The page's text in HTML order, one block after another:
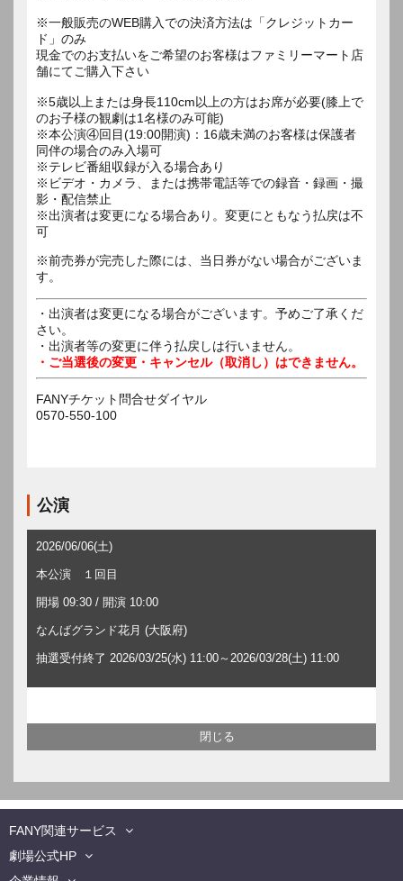
※一般販売のWEB購入での決済方法は「クレジットカー
ド」のみ
現金でのお支払いをご希望のお客様はファミリーマート店
舗にてご購入下さい
※5歳以上または身長110cm以上の方はお席が必要(膝上で
のお子様の観劇は1名様のみ可能)
※本公演④回目(19:00開演)：16歳未満のお客様は保護者
同伴の場合のみ入場可
※テレビ番組収録が入る場合あり
※ビデオ・カメラ、または携帯電話等での録音・録画・撮
影・配信禁止
※出演者は変更になる場合あり。変更にともなう払戻は不
可
※前売券が完売した際には、当日券がない場合がございま
す。
・出演者は変更になる場合がございます。予めご了承くだ
さい。
・出演者等の変更に伴う払戻しは行いません。
・ご当選後の変更・キャンセル（取消し）はできません。
FANYチケット問合せダイヤル
0570-550-100
公演
2026/06/06(土)
本公演 １回目
開場 09:30 / 開演 10:00
なんばグランド花月 (大阪府)
抽選受付終了 2026/03/25(水) 11:00～2026/03/28(土) 11:00
FANY関連サービス
劇場公式HP